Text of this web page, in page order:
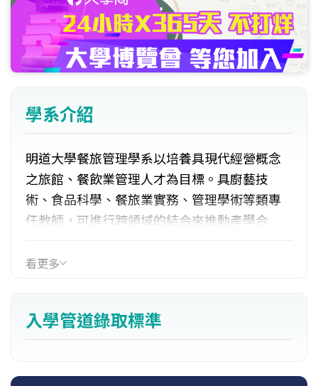
學系介紹
明道大學餐旅管理學系以培養具現代經營概念
之旅館、餐飲業管理人才為目標。具廚藝技
術、食品科學、餐旅業實務、管理學術等類專
任教師，可進行跨領域的結合來推動產學合
級名廚：燦師、儒師、達師、宇師任教。同學
師生承辦宏都拉斯總統訪華國宴；2010年受外
交部徵召師生巡迴澳、紐、泰國推廣臺灣美
看更多
入學管道錄取標準